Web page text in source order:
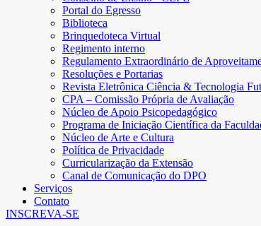
Portal do Egresso
Biblioteca
Brinquedoteca Virtual
Regimento interno
Regulamento Extraordinário de
Resoluções e Portarias
Revista Eletrônica Ciência & Tecnologia
CPA – Comissão Própria de Avaliação
Núcleo de Apoio Psicopedagógico
Programa de Iniciação Científica da
Núcleo de Arte e Cultura
Política de Privacidade
Curricularização da Extensão
Canal de Comunicação do DPO
Serviços
Contato
INSCREVA-SE